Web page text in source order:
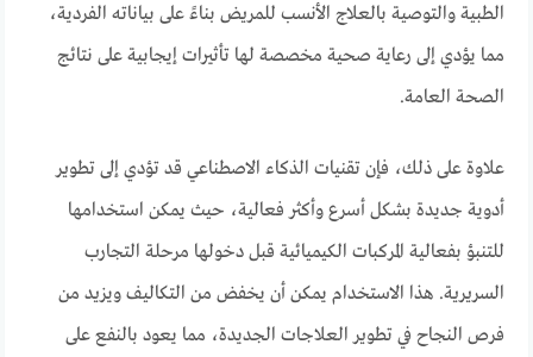
الطبية والتوصية بالعلاج الأنسب للمريض بناءً على بياناته الفردية،
مما يؤدي إلى رعاية صحية مخصصة لها تأثيرات إيجابية على نتائج
الصحة العامة.
علاوة على ذلك، فإن تقنيات الذكاء الاصطناعي قد تؤدي إلى تطوير
أدوية جديدة بشكل أسرع وأكثر فعالية، حيث يمكن استخدامها
للتنبؤ بفعالية المركبات الكيميائية قبل دخولها مرحلة التجارب
السريرية. هذا الاستخدام يمكن أن يخفض من التكاليف ويزيد من
فرص النجاح في تطوير العلاجات الجديدة، مما يعود بالنفع على